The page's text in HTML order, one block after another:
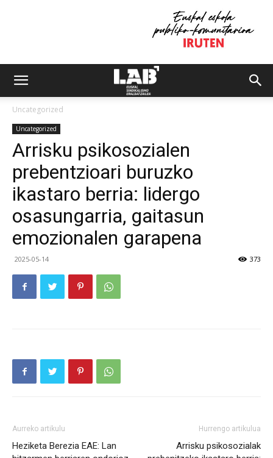
Uncategorized
Uncategorized
Arrisku psikosozialen
prebentzioari buruzko
ikastaro berria: lidergo
osasungarria, gaitasun
emozionalen garapena
2025-05-14 373
Aurreko artikulu
Heziketa Berezia EAE: Lan
Hurrengo artikulua
Arrisku psikosozialak